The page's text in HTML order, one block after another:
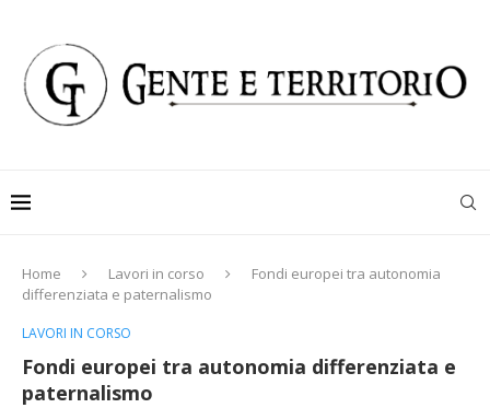
Home Lavori in corso
Fondi europei tra autonomia
differenziata e paternalismo
LAVORI IN CORSO
Fondi europei tra autonomia differenziata e
paternalismo